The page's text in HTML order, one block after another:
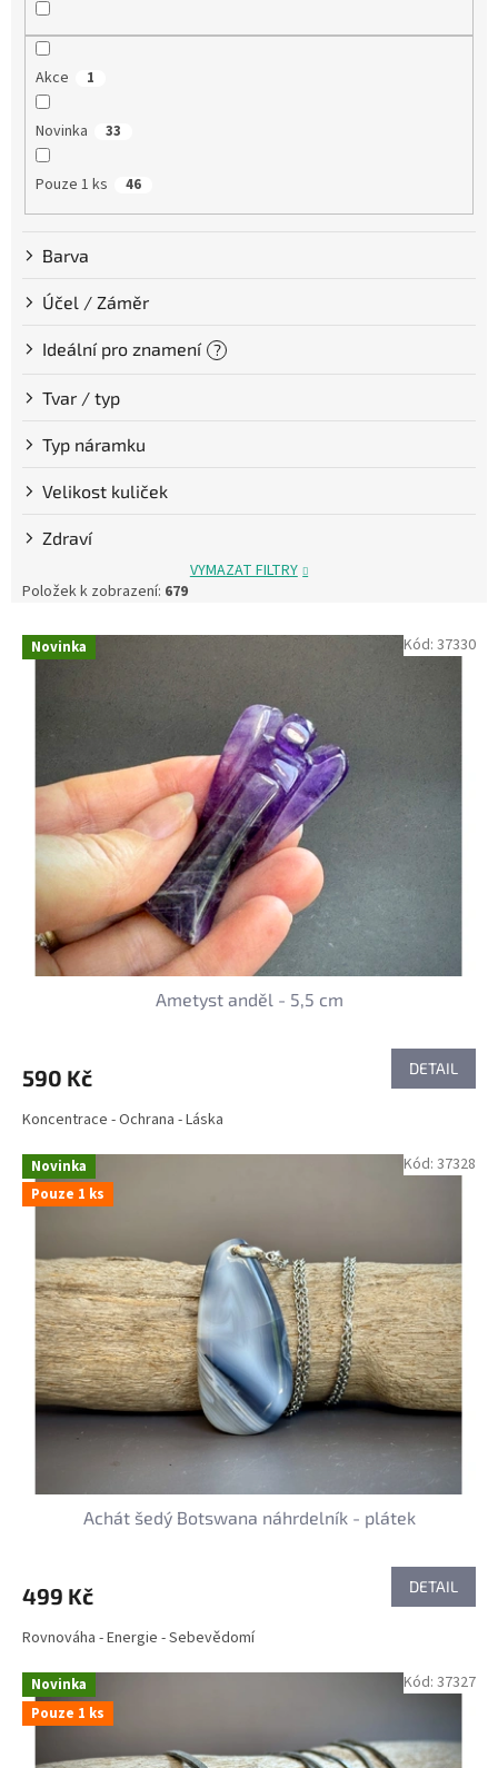
Akce 1
Novinka 33
Pouze 1 ks 46
Barva
Účel / Záměr
Ideální pro znamení ?
Tvar / typ
Typ náramku
Velikost kuliček
Zdraví
VYMAZAT FILTRY
Položek k zobrazení: 679
V Novinka
Ametyst anděl - 5,5 cm
590 Kč DETAIL
Koncentrace - Ochrana - Láska
Kód: 37330
Novinka
Pouze 1 ks
Achát šedý Botswana náhrdelník - plátek
499 Kč DETAIL
Rovnováha - Energie - Sebevědomí
Kód: 37328
Novinka
Pouze 1 ks
Kód: 37327